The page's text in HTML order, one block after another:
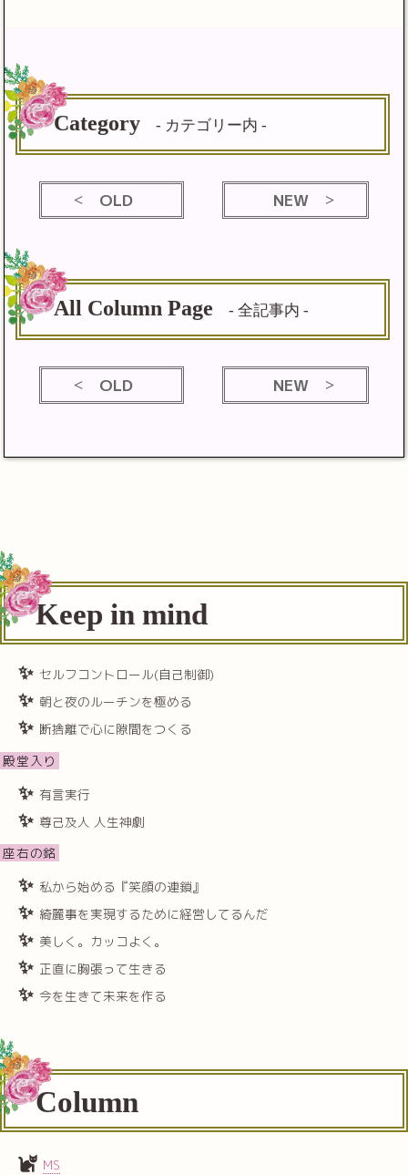
Category - カテゴリー内 -
OLD NEW
All Column Page - 全記事内 -
OLD NEW
Keep in mind
セルフコントロール(自己制御)
朝と夜のルーチンを極める
断捨離で心に隙間をつくる
殿堂入り
有言実行
尊己及人 人生神劇
座右の銘
私から始める『笑顔の連鎖』
綺麗事を実現するために経営してるんだ
美しく。カッコよく。
正直に胸張って生きる
今を生きて未来を作る
Column
MS